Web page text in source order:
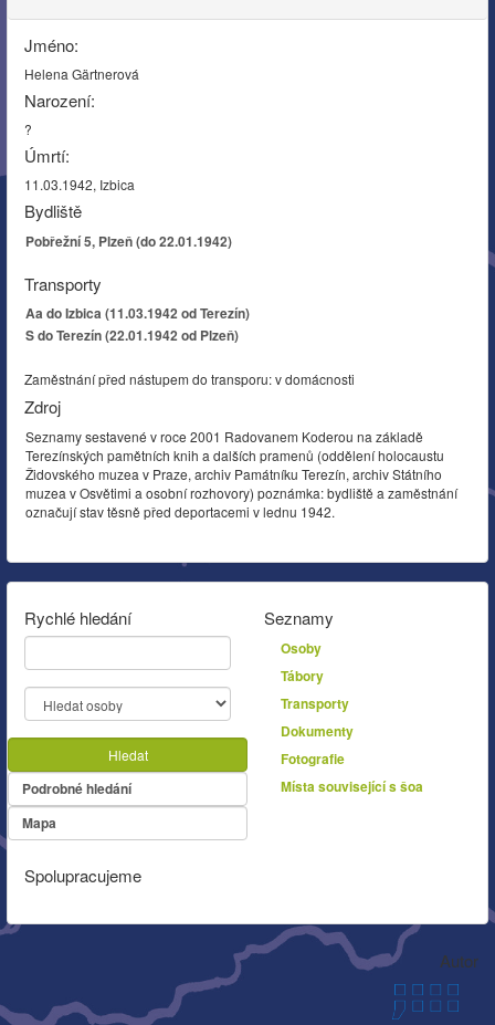
Jméno:
Helena Gärtnerová
Narození:
?
Úmrtí:
11.03.1942, Izbica
Bydliště
Pobřežní 5, Plzeň (do 22.01.1942)
Transporty
Aa do Izbica (11.03.1942 od Terezín)
S do Terezín (22.01.1942 od Plzeň)
Zaměstnání před nástupem do transporu: v domácnosti
Zdroj
Seznamy sestavené v roce 2001 Radovanem Koderou na základě
Terezínských pamětních knih a dalších pramenů (oddělení holocaustu
Židovského muzea v Praze, archiv Památníku Terezín, archiv Státního
muzea v Osvětimi a osobní rozhovory) poznámka: bydliště a zaměstnání
označují stav těsně před deportacemi v lednu 1942.
Rychlé hledání
Hledat
Podrobné hledání
Mapa
Seznamy
Osoby
Tábory
Transporty
Dokumenty
Fotografie
Místa související s šoa
Spolupracujeme
Autor